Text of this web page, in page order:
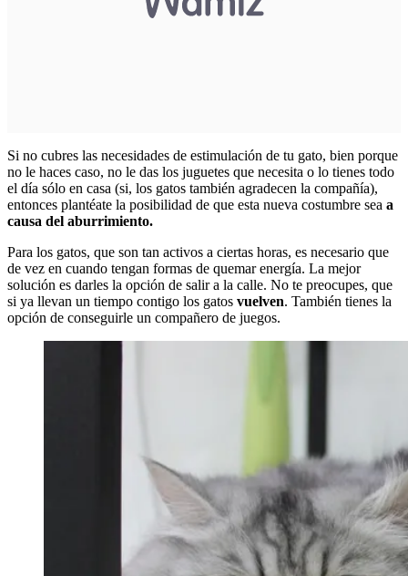
Si no cubres las necesidades de estimulación de tu gato, bien porque
no le haces caso, no le das los juguetes que necesita o lo tienes todo
el día sólo en casa (si, los gatos también agradecen la compañía),
entonces plantéate la posibilidad de que esta nueva costumbre sea a
causa del aburrimiento.
Para los gatos, que son tan activos a ciertas horas, es necesario que
de vez en cuando tengan formas de quemar energía. La mejor
solución es darles la opción de salir a la calle. No te preocupes, que
si ya llevan un tiempo contigo los gatos vuelven. También tienes la
opción de conseguirle un compañero de juegos.